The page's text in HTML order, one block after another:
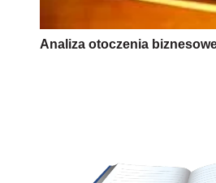
Analiza otoczenia